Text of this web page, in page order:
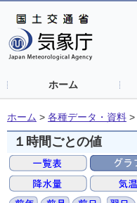
ホーム
ホーム > 各種データ・資料 >
１時間ごとの値